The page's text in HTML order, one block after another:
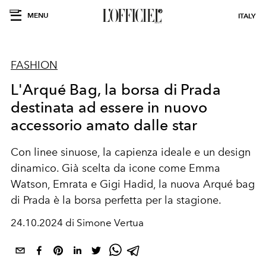
MENU ITALY
FASHION
L'Arqué Bag, la borsa di Prada
destinata ad essere in nuovo
accessorio amato dalle star
Con linee sinuose, la capienza ideale e un design
dinamico. Già scelta da icone come Emma
Watson, Emrata e Gigi Hadid, la nuova Arqué bag
di Prada è la borsa perfetta per la stagione.
24.10.2024 di Simone Vertua